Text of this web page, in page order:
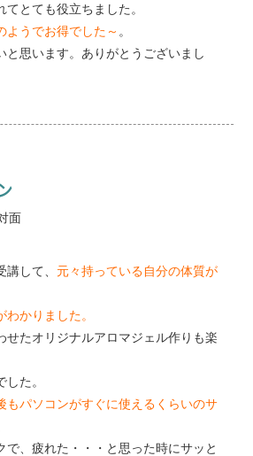
てとても役立ちました。
ようでお得でした～ 。
と思います。ありがとうございまし
面
講して、 元々持っている自分の体質が
わかりました。
せたオリジナルアロマジェル作りも楽
た。
もパソコンがすぐに使えるくらいのサ
で、疲れた・・・と思った時にサッと